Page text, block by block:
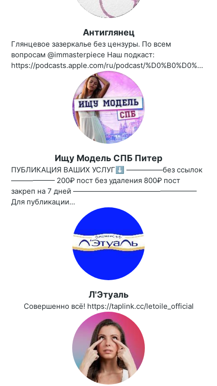
Антиглянец
Глянцевое зазеркалье без цензуры. По всем
вопросам @immasterpiece Наш подкаст:
https://podcasts.apple.com/ru/podcast/%D0%B0%D0%BD%D1%82%D0%B8%D0%B3%D0%BB%D1%8F%D0%BD%D0%B5%D1%86/id1461850339
Ищу Модель СПБ Питер
ПУБЛИКАЦИЯ ВАШИХ УСЛУГ⬇️ —————без ссылок
—————— 200₽ пост без удаления 800₽ пост
закреп на 7 дней —————————————————
Для публикации...
Л'Этуаль
Совершенно всё! https://taplink.cc/letoile_official